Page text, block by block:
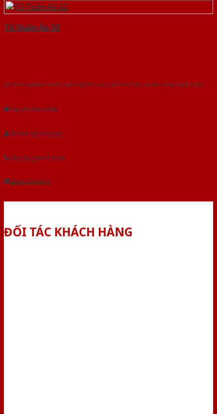
Tủ Quần Áo 52
Với kinh nghiệm nhiêu năm nghiên cứu cửa theo tiêu chuẩn công nghệ Châu
Gửi yêu cầu tư vấn
Tải báo giá tổng hợp
Yêu cầu gọi lại (3 phút)
Dành cho đại lý
ĐỐI TÁC KHÁCH HÀNG